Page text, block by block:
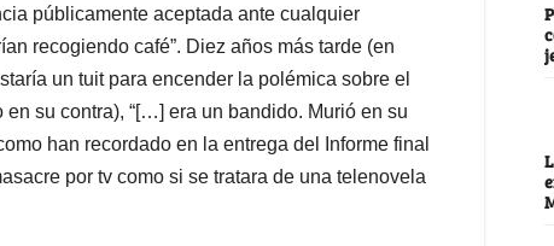
públicamente aceptada ante cualquier
recogiendo café”. Diez años más tarde (en
un tuit para encender la polémica sobre el
su contra), “[…] era un bandido. Murió en su
han recordado en la entrega del Informe final
por tv como si se tratara de una telenovela